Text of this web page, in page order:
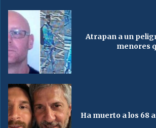
Atrapan a un
menores
Ha muerto a los 68